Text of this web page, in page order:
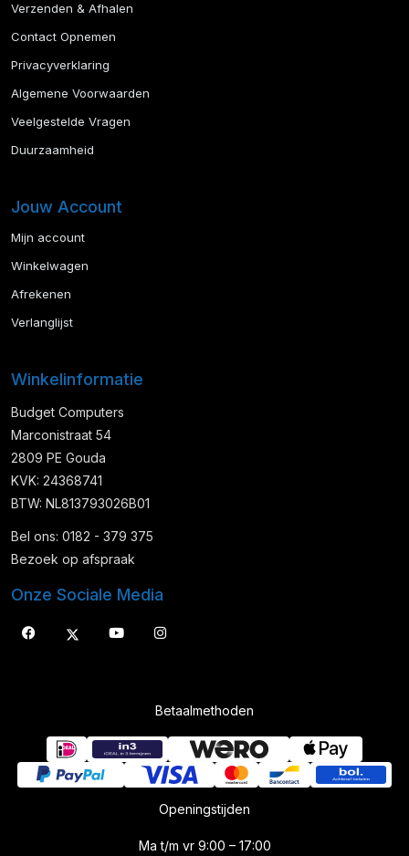
Verzenden & Afhalen
Contact Opnemen
Privacyverklaring
Algemene Voorwaarden
Veelgestelde Vragen
Duurzaamheid
Jouw Account
Mijn account
Winkelwagen
Afrekenen
Verlanglijst
Winkelinformatie
Budget Computers
Marconistraat 54
2809 PE Gouda
KVK: 24368741
BTW: NL813793026B01
Bel ons: 0182 - 379 375
Bezoek op afspraak
Onze Sociale Media
Betaalmethoden
Openingstijden
Ma t/m vr 9:00 – 17:00